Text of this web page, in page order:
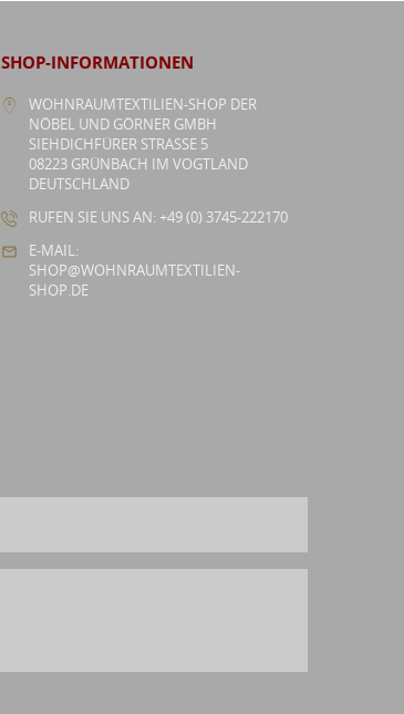
SHOP-INFORMATIONEN
WOHNRAUMTEXTILIEN-SHOP DER
NÖBEL UND GÖRNER GMBH
SIEHDICHFÜRER STRASSE 5
08223 GRÜNBACH IM VOGTLAND
DEUTSCHLAND
RUFEN SIE UNS AN: +49 (0) 3745-222170
E-MAIL:
SHOP@WOHNRAUMTEXTILIEN-
SHOP.DE